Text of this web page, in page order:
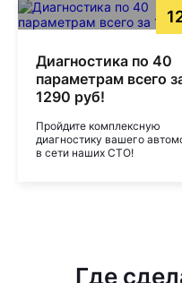
Диагностика по 40
параметрам всего
1290 руб!
Пройдите комплексную
диагностику вашего
в сети наших СТО!
Где